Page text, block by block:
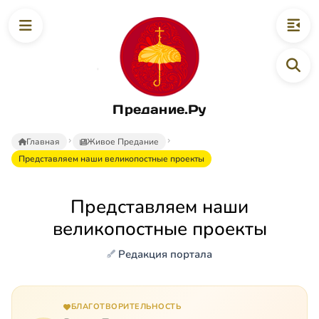
Предание.Ру
Главная
Живое Предание
Представляем наши великопостные проекты
Представляем наши
великопостные проекты
Редакция портала
БЛАГОТВОРИТЕЛЬНОСТЬ